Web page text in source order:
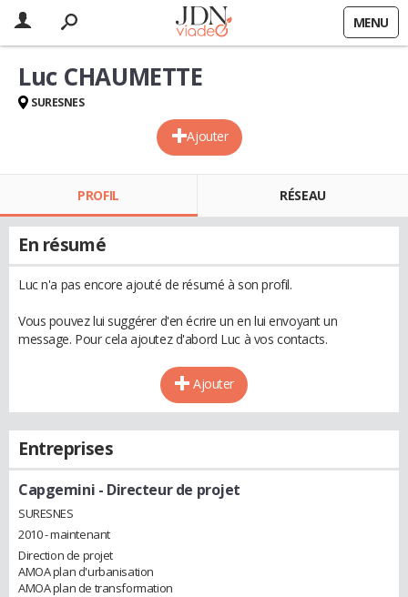
MENU
Ajouter
Luc CHAUMETTE
SURESNES
PROFIL RÉSEAU
En résumé
Luc n'a pas encore ajouté de résumé à son profil.
Vous pouvez lui suggérer d'en écrire un en lui envoyant un
message. Pour cela ajoutez d'abord Luc à vos contacts.
Ajouter
Entreprises
Capgemini - Directeur de projet
SURESNES
2010 - maintenant
Direction de projet
AMOA plan d'urbanisation
AMOA plan de transformation